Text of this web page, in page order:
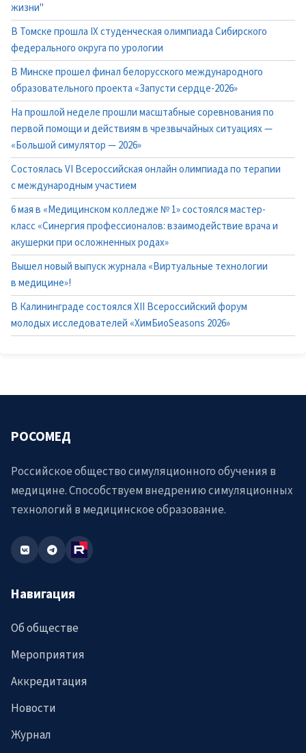
жизни"
В Томске прошла IX студенческая олимпиада Сибирского
федерального округа по урологии
В Минске прошел финал белорусского международного
образовательного проекта «Запусти сердце-2026»
На прошлой неделе прошли масштабные соревнования по
первой помощи и действиям в чрезвычайных ситуациях —
«Большой симулятор — 2026»
Состоялась VI Всероссийская онлайн олимпиада по терапии
с международным участием
6 мая в «Медицинском колледже № 1» состоялся мастер-
класс «Синергия профессионалов: взаимодействие врача и
акушерки при осложненных родах»
Вышел новый выпуск журнала «Виртуальные технологии
в медицине»!
В Калининграде состоялся XII Всероссийский форум
молодых исследователей «ХимБиоSeasons 2026»
РОСОМЕД
Российское общество симуляционного обучения в
медицине. Способствуем внедрению симуляционных
технологий в медицинское образование.
Навигация
Об обществе
Мероприятия
Аккредитация
Новости
Журнал